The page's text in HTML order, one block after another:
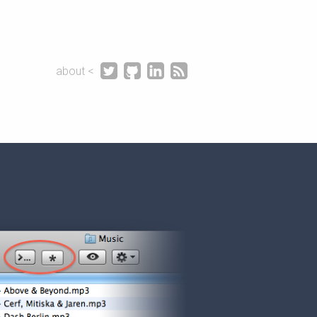
about <    